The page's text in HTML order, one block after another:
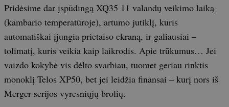
Pridėsime dar įspūdingą XQ35 11 valandų veikimo laiką
(kambario temperatūroje), artumo jutiklį, kuris
automatiškai įjungia prietaiso ekraną, ir galiausiai –
tolimatį, kuris veikia kaip laikrodis. Apie trūkumus… Jei
vaizdo kokybė vis dėlto svarbiau, tuomet geriau rinktis
monoklį Telos XP50, bet jei leidžia finansai – kurį nors iš
Merger serijos vyresniųjų brolių.